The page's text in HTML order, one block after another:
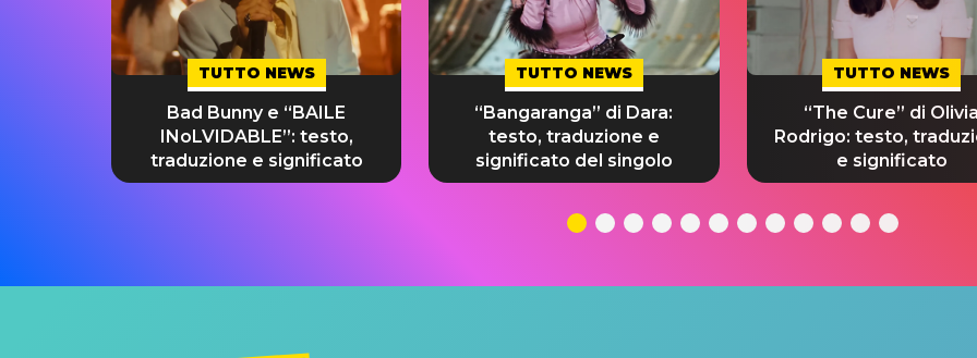
TUTTO NEWS
Bad Bunny e “BAILE
INoLVIDABLE”: testo,
traduzione e significato
TUTTO NEWS
“Bangaranga” di Dara:
testo, traduzione e
significato del singolo
TUTTO NEWS
“The Cure” di Olivia
Rodrigo: testo,
e significato